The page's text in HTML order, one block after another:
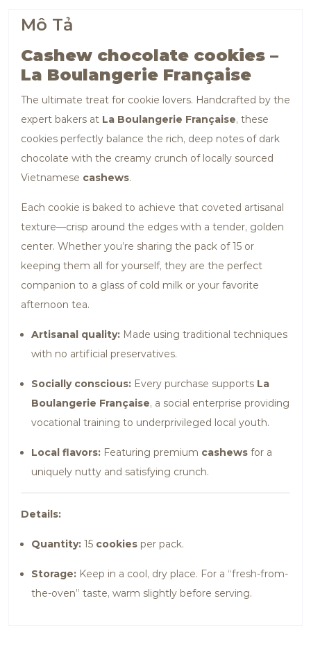
Mô Tả
Cashew chocolate cookies –
La Boulangerie Française
The ultimate treat for cookie lovers. Handcrafted by the
expert bakers at La Boulangerie Française, these
cookies perfectly balance the rich, deep notes of dark
chocolate with the creamy crunch of locally sourced
Vietnamese cashews.
Each cookie is baked to achieve that coveted artisanal
texture—crisp around the edges with a tender, golden
center. Whether you’re sharing the pack of 15 or
keeping them all for yourself, they are the perfect
companion to a glass of cold milk or your favorite
afternoon tea.
Artisanal quality: Made using traditional techniques
with no artificial preservatives.
Socially conscious: Every purchase supports La
Boulangerie Française, a social enterprise providing
vocational training to underprivileged local youth.
Local flavors: Featuring premium cashews for a
uniquely nutty and satisfying crunch.
Details:
Quantity: 15 cookies per pack.
Storage: Keep in a cool, dry place. For a “fresh-from-
the-oven” taste, warm slightly before serving.